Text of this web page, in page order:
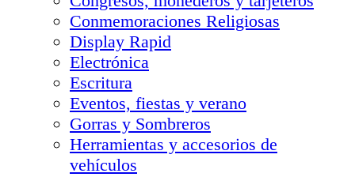
Conmemoraciones Religiosas
Display Rapid
Electrónica
Escritura
Eventos, fiestas y verano
Gorras y Sombreros
Herramientas y accesorios de
vehículos